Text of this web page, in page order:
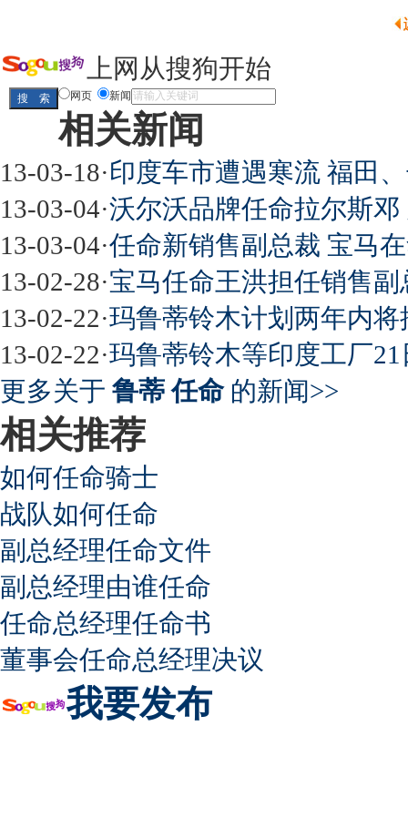
上网从搜狗开始
网页 新闻
相关新闻
13-03-18·印度车市遭遇寒流 福田
13-03-04·沃尔沃品牌任命拉尔斯
13-03-04·任命新销售副总裁 宝马
13-02-28·宝马任命王洪担任销售
13-02-22·玛鲁蒂铃木计划两年内
13-02-22·玛鲁蒂铃木等印度工厂
更多关于 鲁蒂 任命的新闻>>
相关推荐
如何任命骑士
战队如何任命
副总经理任命文件
副总经理由谁任命
任命总经理任命书
董事会任命总经理决议
我要发布